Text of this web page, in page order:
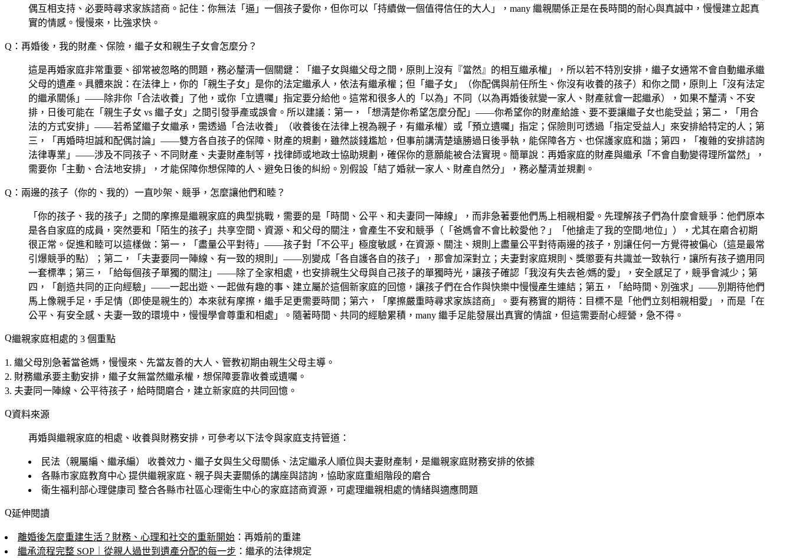
偶互相支持、必要時尋求家族諮商。記住：你無法「逼」一個孩子愛你，但你可以「持續做一個值得信任的大人」，many 繼親關係正是在長時間的耐心與真誠中，慢慢建立起真
實的情感。慢慢來，比強求快。
Q：再婚後，我的財產、保險，繼子女和親生子女會怎麼分？
這是再婚家庭非常重要、卻常被忽略的問題，務必釐清一個關鍵：「繼子女與繼父母之間，原則上沒有『當然』的相互繼承權」，所以若不特別安排，繼子女通常不會自動繼承繼
父母的遺產。具體來說：在法律上，你的「親生子女」是你的法定繼承人，依法有繼承權；但「繼子女」（你配偶與前任所生、你沒有收養的孩子）和你之間，原則上「沒有法定
的繼承關係」——除非你「合法收養」了他，或你「立遺囑」指定要分給他。這常和很多人的「以為」不同（以為再婚後就變一家人、財產就會一起繼承），如果不釐清、不安
排，日後可能在「親生子女 vs 繼子女」之間引發爭產或誤會。所以建議：第一，「想清楚你希望怎麼分配」——你希望你的財產給誰、要不要讓繼子女也能受益；第二，「用合
法的方式安排」——若希望繼子女繼承，需透過「合法收養」（收養後在法律上視為親子，有繼承權）或「預立遺囑」指定；保險則可透過「指定受益人」來安排給特定的人；第
三，「再婚時坦誠和配偶討論」——雙方各自孩子的保障、財產的規劃，雖然談錢尷尬，但事前講清楚遠勝過日後爭執，能保障各方、也保護家庭和諧；第四，「複雜的安排諮詢
法律專業」——涉及不同孩子、不同財產、夫妻財產制等，找律師或地政士協助規劃，確保你的意願能被合法實現。簡單說：再婚家庭的財產與繼承「不會自動變得理所當然」，
需要你「主動、合法地安排」，才能保障你想保障的人、避免日後的糾紛。別假設「結了婚就一家人、財產自然分」，務必釐清並規劃。
Q：兩邊的孩子（你的、我的）一直吵架、競爭，怎麼讓他們和睦？
「你的孩子、我的孩子」之間的摩擦是繼親家庭的典型挑戰，需要的是「時間、公平、和夫妻同一陣線」，而非急著要他們馬上相親相愛。先理解孩子們為什麼會競爭：他們原本
是各自家庭的成員，突然要和「陌生的孩子」共享空間、資源、和父母的關注，會產生不安和競爭（「爸媽會不會比較愛他？」「他搶走了我的空間/地位」），尤其在磨合初期
很正常。促進和睦可以這樣做：第一，「盡量公平對待」——孩子對「不公平」極度敏感，在資源、關注、規則上盡量公平對待兩邊的孩子，別讓任何一方覺得被偏心（這是最常
引爆競爭的點）；第二，「夫妻要同一陣線、有一致的規則」——別變成「各自護各自的孩子」，那會加深對立；夫妻對家庭規則、獎懲要有共識並一致執行，讓所有孩子適用同
一套標準；第三，「給每個孩子單獨的關注」——除了全家相處，也安排親生父母與自己孩子的單獨時光，讓孩子確認「我沒有失去爸/媽的愛」，安全感足了，競爭會減少；第
四，「創造共同的正向經驗」——一起出遊、一起做有趣的事、建立屬於這個新家庭的回憶，讓孩子們在合作與快樂中慢慢產生連結；第五，「給時間、別強求」——別期待他們
馬上像親手足，手足情（即使是親生的）本來就有摩擦，繼手足更需要時間；第六，「摩擦嚴重時尋求家族諮商」。要有務實的期待：目標不是「他們立刻相親相愛」，而是「在
公平、有安全感、夫妻一致的環境中，慢慢學會尊重和相處」。隨著時間、共同的經驗累積，many 繼手足能發展出真實的情誼，但這需要耐心經營，急不得。
繼親家庭相處的 3 個重點
繼父母別急著當爸媽 ，慢慢來、先當友善的大人、管教初期由親生父母主導。
財務繼承要主動安排 ，繼子女無當然繼承權，想保障要靠收養或遺囑。
夫妻同一陣線、公平待孩子 ，給時間磨合，建立新家庭的共同回憶。
資料來源
再婚與繼親家庭的相處、收養與財務安排，可參考以下法令與家庭支持管道：
民法（親屬編、繼承編）
收養效力、繼子女與生父母關係、法定繼承人順位與夫妻財產制，是繼親家庭財務安排的依據
各縣市家庭教育中心 提供繼親家庭、親子與夫妻關係的講座與諮詢，協助家庭重組階段的磨合
衛生福利部心理健康司 整合各縣市社區心理衛生中心的家庭諮商資源，可處理繼親相處的情緒與適應問題
延伸閱讀
離婚後怎麼重建生活？財務、心理和社交的重新開始 ：再婚前的重建
繼承流程完整 SOP｜從親人過世到遺產分配的每一步 ：繼承的法律規定